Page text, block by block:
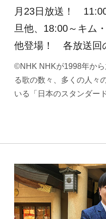
月23日放送！
旦他、18:00～キム
他登場！ 各放送回
©NHK NHKが1998年か
る歌の数々、多くの人々
いる「日本のスタンダー